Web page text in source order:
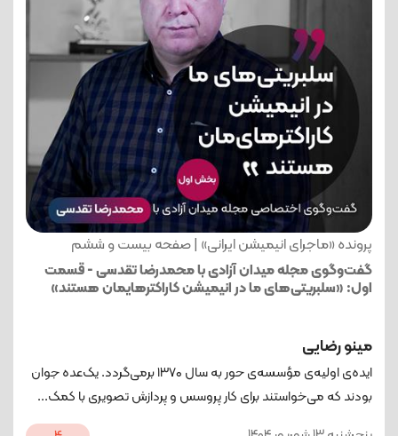
پرونده «ماجرای انیمیشن ایرانی» | صفحه بیست و ششم
گفت‌وگوی مجله میدان آزادی با محمدرضا تقدسی - قسمت
اول: «سلبریتی‌های ما در انیمیشن کاراکترهایمان هستند»
مینو رضایی
ایده‌ی اولیه‌ی مؤسسه‌ی حور به سال ۱۳۷۰ برمی‌گردد. یک‌عده جوان‌
بودند که می‌خواستند برای کار پروسس و پردازش تصویری با کمک...